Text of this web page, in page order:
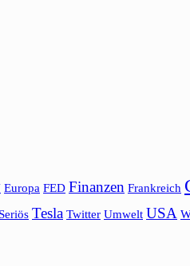
Europa FED Finanzen Frankreich
Seriös Tesla Twitter Umwelt USA